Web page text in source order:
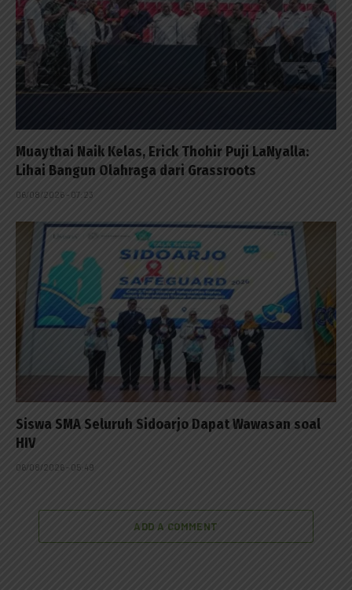
Muaythai Naik Kelas, Erick Thohir Puji LaNyalla:
Lihai Bangun Olahraga dari Grassroots
06/08/2026 - 07:23
Siswa SMA Seluruh Sidoarjo Dapat Wawasan soal
HIV
06/08/2026 - 05:49
ADD A COMMENT